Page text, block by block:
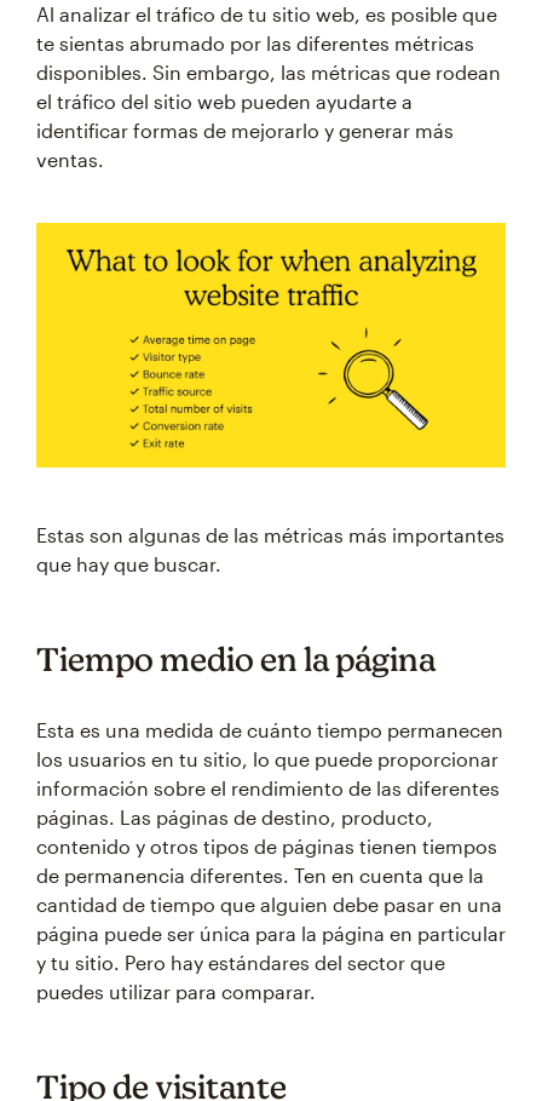
Al analizar el tráfico de tu sitio web, es posible que
te sientas abrumado por las diferentes métricas
disponibles. Sin embargo, las métricas que rodean
el tráfico del sitio web pueden ayudarte a
identificar formas de mejorarlo y generar más
ventas.
Estas son algunas de las métricas más importantes
que hay que buscar.
Tiempo medio en la página
Esta es una medida de cuánto tiempo permanecen
los usuarios en tu sitio, lo que puede proporcionar
información sobre el rendimiento de las diferentes
páginas. Las páginas de destino, producto,
contenido y otros tipos de páginas tienen tiempos
de permanencia diferentes. Ten en cuenta que la
cantidad de tiempo que alguien debe pasar en una
página puede ser única para la página en particular
y tu sitio. Pero hay estándares del sector que
puedes utilizar para comparar.
Tipo de visitante